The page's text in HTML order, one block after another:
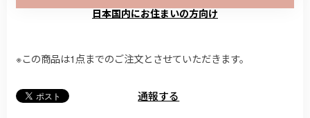
日本国内にお住まいの方向け
※この商品は1点までのご注文とさせていただきます。
通報する